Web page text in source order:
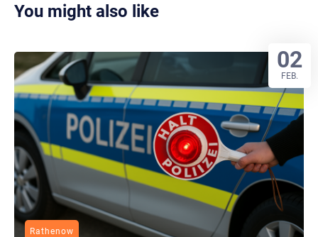
You might also like
Rathenow
02
FEB.